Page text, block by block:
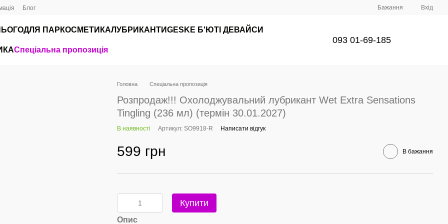
Блог Бажання Вхід
ДЛЯ ПАР КОСМЕТИКАЛУБРИКАНТИGЕSKE Б'ЮТІ ДЕВАЙСИ
Спеціальна пропозиція
093 01-69-185
Головна Спеціальна пропозиція
Розпродаж!!! Охолоджувальний лубрикант Wet Extra Sensations
Tingling (236 мл) (термін 30.01.2027)
В наявності Артикул: SO9918-R Написати відгук
599 грн В бажання
Купити
Опис